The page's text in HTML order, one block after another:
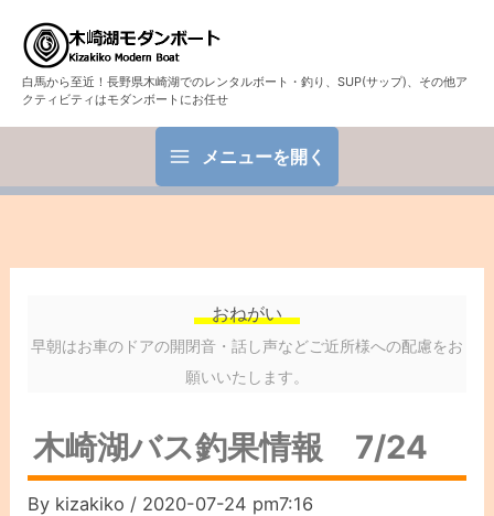
白馬から至近！長野県木崎湖でのレンタルボート・釣り、SUP(サップ)、その他ア
クティビティはモダンボートにお任せ
メニューを開く
おねがい
早朝はお車のドアの開閉音・話し声などご近所様への配慮をお
願いいたします。
木崎湖バス釣果情報 7/24
By kizakiko / 2020-07-24 pm7:16